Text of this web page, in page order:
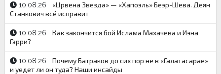
10.08.26
«Црвена Звезда» — «Хапоэль» Беэр-Шева. Деян
Станкович всё исправит
10.08.26
Как закончится бой Ислама Махачева и Иэна
Гэрри?
10.08.26
Почему Батраков до сих пор не в «Галатасарае»
и уедет ли он туда? Наши инсайды